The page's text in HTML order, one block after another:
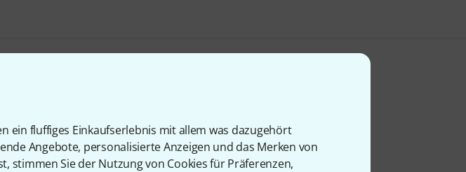
ein fluffiges Einkaufserlebnis mit allem was dazugehört
Angebote, personalisierte Anzeigen und das Merken von
stimmen Sie der Nutzung von Cookies für Präferenzen,